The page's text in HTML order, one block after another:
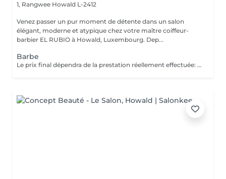
1, Rangwee Howald L-2412
Venez passer un pur moment de détente dans un salon
élégant, moderne et atypique chez votre maître coiffeur-
barbier EL RUBIO à Howald, Luxembourg. Dep...
Barbe
Le prix final dépendra de la prestation réellement effectuée: Taille barbe : 26 EUR Taille barbe avec rasage contours : 32.5 EUR Rasage complet avec soins : 32.5 EUR